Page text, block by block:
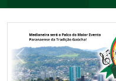
Previous